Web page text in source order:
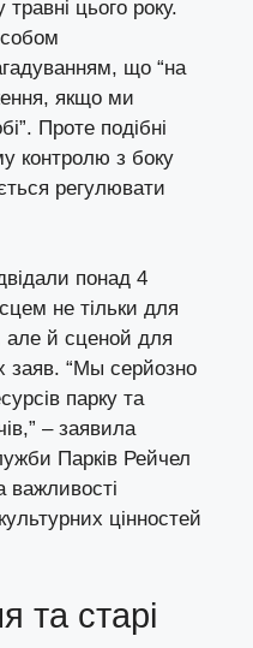
травні цього року.
що “на
якщо ми
Проте подібні
контролю з боку
регулювати
понад 4
не тільки для
але й сценой для
заяв. “Мы серйозно
парку та
– заявила
Парків Рейчел
важливості
цінностей
та старі